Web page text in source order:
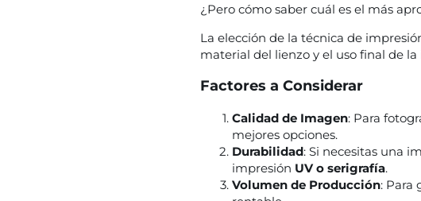
¿Pero cómo saber cuál es el más
La elección de la técnica de
material del lienzo y el uso final de la
Factores a Considerar
Calidad de Imagen: Para
mejores opciones.
Durabilidad: Si necesitas una
impresión UV o serigrafía.
Volumen de Producción: Para